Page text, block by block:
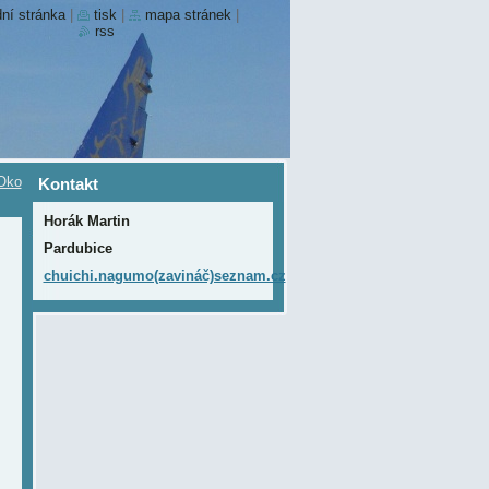
Kontakt
Horák Martin
Pardubice
chuichi.nagumo(zavináč)seznam.cz
stránka tisk mapa stránek
rss